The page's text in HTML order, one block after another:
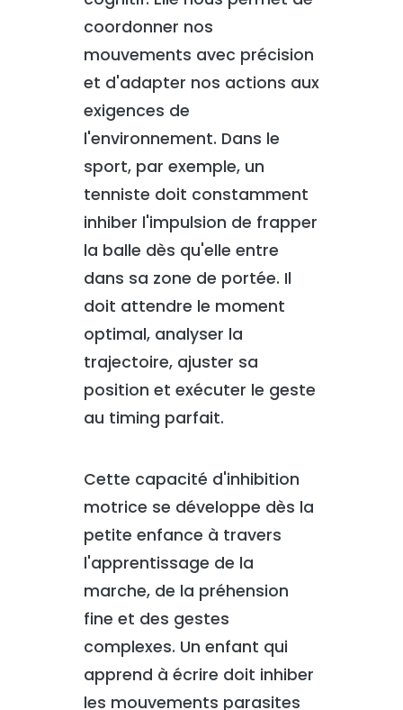
coordonner nos
mouvements avec précision
et d'adapter nos actions aux
exigences de
l'environnement. Dans le
sport, par exemple, un
tenniste doit constamment
inhiber l'impulsion de frapper
la balle dès qu'elle entre
dans sa zone de portée. Il
doit attendre le moment
optimal, analyser la
trajectoire, ajuster sa
position et exécuter le geste
au timing parfait.
Cette capacité d'inhibition
motrice se développe dès la
petite enfance à travers
l'apprentissage de la
marche, de la préhension
fine et des gestes
complexes. Un enfant qui
apprend à écrire doit inhiber
les mouvements parasites